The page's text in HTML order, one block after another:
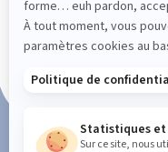
Paiement en